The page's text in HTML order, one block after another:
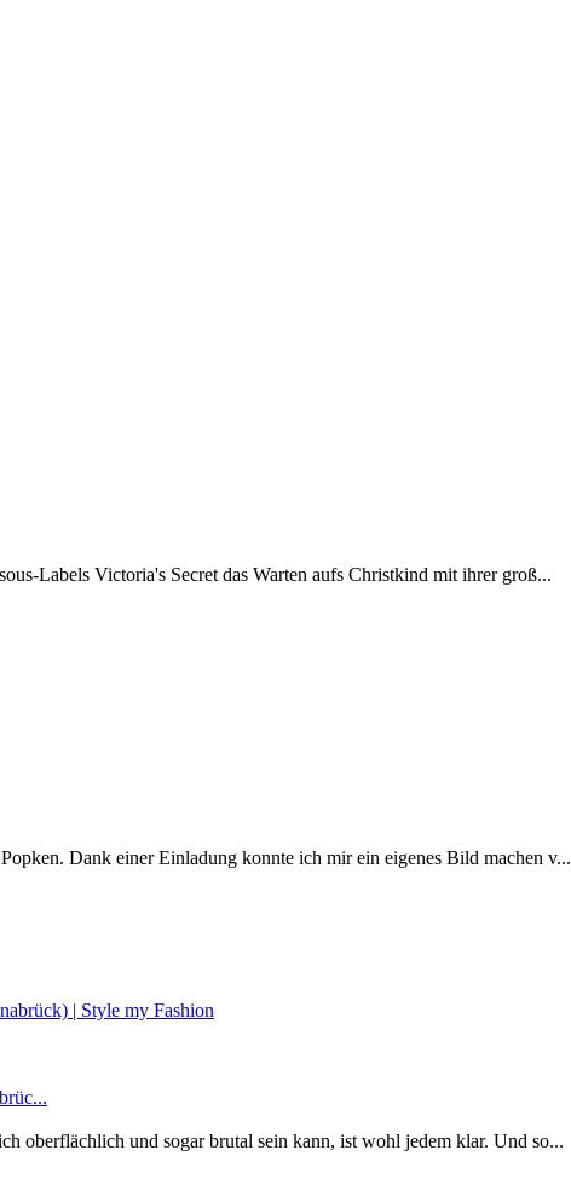
Labels Victoria's Secret das Warten aufs Christkind mit ihrer groß...
Dank einer Einladung konnte ich mir ein eigenes Bild machen v...
oberflächlich und sogar brutal sein kann, ist wohl jedem klar. Und so...